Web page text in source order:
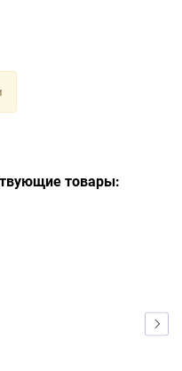
товары: